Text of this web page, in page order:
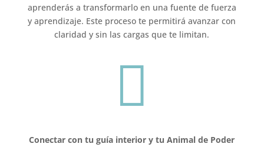
aprenderás a transformarlo en una fuente de fuerza
y aprendizaje. Este proceso te permitirá avanzar con
claridad y sin las cargas que te limitan.

Conectar con tu guía interior y tu Animal de Poder